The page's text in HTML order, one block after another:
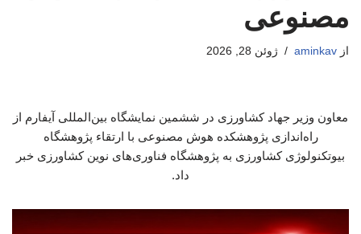
مصنوعی
از aminkav ژوئن 28, 2026
معاون وزیر جهاد کشاورزی در ششمین نمایشگاه بین‌المللی آیفارم از
راه‌اندازی پژوهشکده هوش مصنوعی با ارتقاء پژوهشگاه
بیوتکنولوژی کشاورزی به پژوهشگاه فناوری‌های نوین کشاورزی خبر
داد.